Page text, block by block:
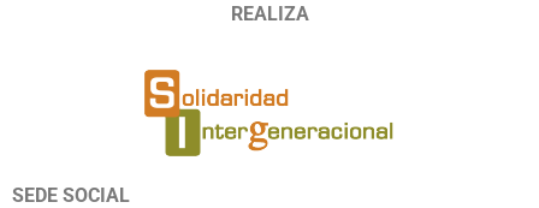
REALIZA
SEDE SOCIAL